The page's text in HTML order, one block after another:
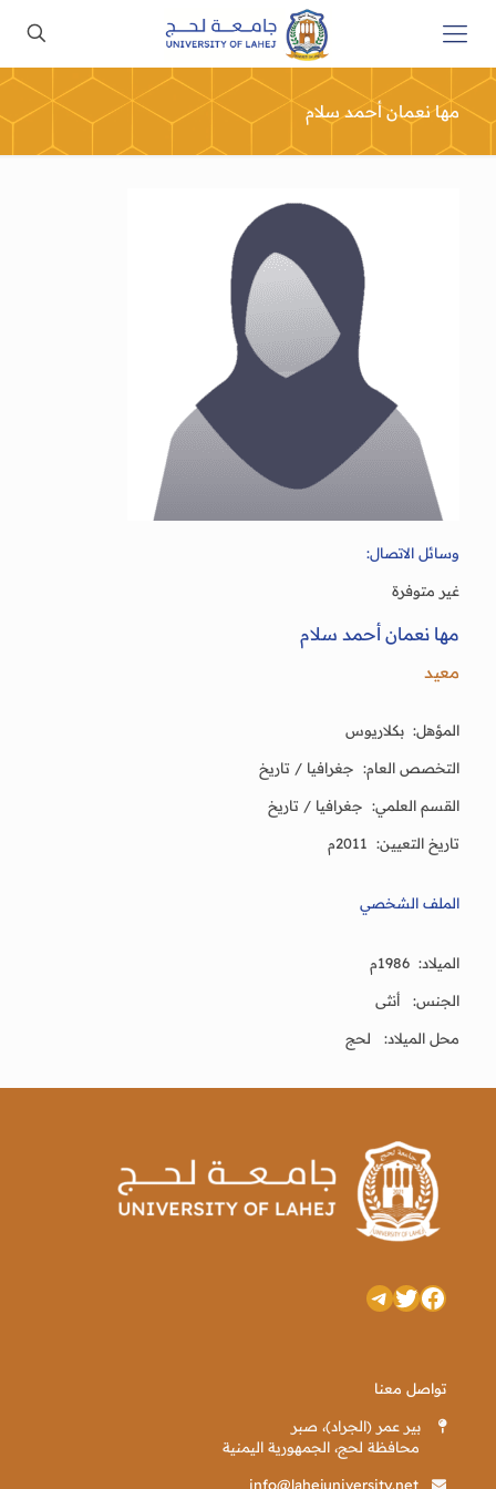
مها نعمان أحمد سلام
وسائل الاتصال:
غير متوفرة
مها نعمان أحمد سلام
معيد
المؤهل: بكلاريوس
التخصص العام: جغرافيا / تاريخ
القسم العلمي: جغرافيا / تاريخ
تاريخ التعيين: 2011م
الملف الشخصي
الميلاد: 1986م
الجنس: أنثى
محل الميلاد: لحج
فيسبوك
تويترتيليجرام
تواصل معنا
بير عمر (الجراد)، صبر
محافظة لحج، الجمهورية اليمنية
info@lahejuniversity.net